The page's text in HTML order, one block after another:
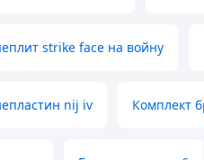
strike face на войну
nij iv Комплект